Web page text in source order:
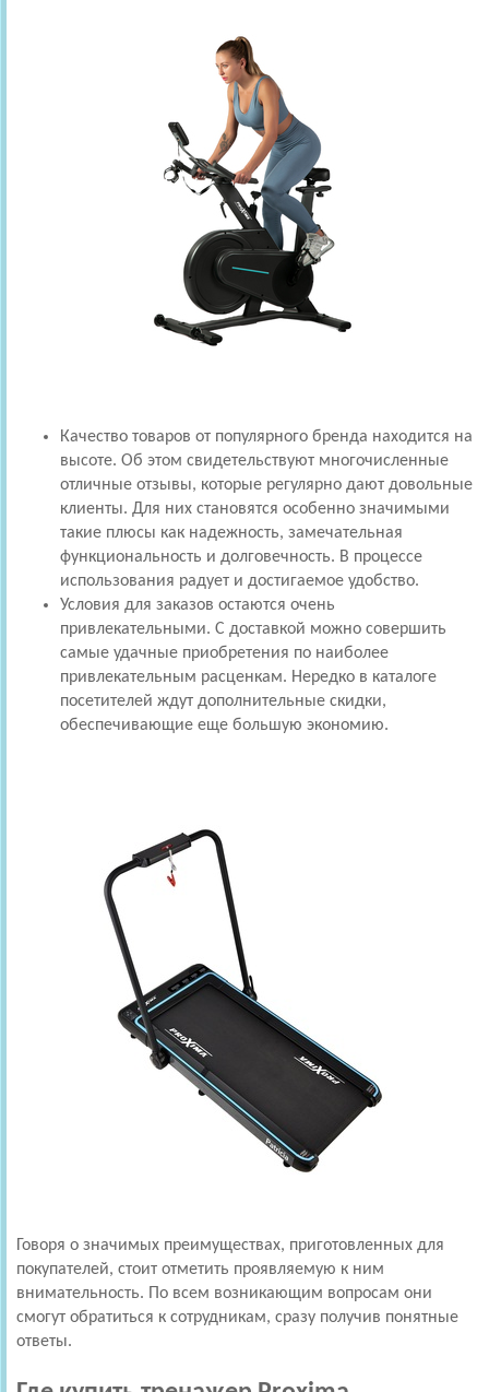
Качество товаров от популярного бренда находится на
высоте. Об этом свидетельствуют многочисленные
отличные отзывы, которые регулярно дают довольные
клиенты. Для них становятся особенно значимыми
такие плюсы как надежность, замечательная
функциональность и долговечность. В процессе
использования радует и достигаемое удобство.
Условия для заказов остаются очень
привлекательными. С доставкой можно совершить
самые удачные приобретения по наиболее
привлекательным расценкам. Нередко в каталоге
посетителей ждут дополнительные скидки,
обеспечивающие еще большую экономию.
Говоря о значимых преимуществах, приготовленных для
покупателей, стоит отметить проявляемую к ним
внимательность. По всем возникающим вопросам они
смогут обратиться к сотрудникам, сразу получив понятные
ответы.